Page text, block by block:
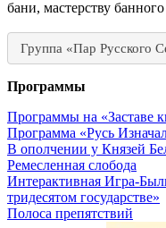
бани, мастерству
Группа «Пар Русского
Программы
Программы на «Заставе
Программа «Русь
В ополчении у Князей
Ремесленная слобода
Интерактивная Игра-
тридесятом государстве»
Полоса препятствий